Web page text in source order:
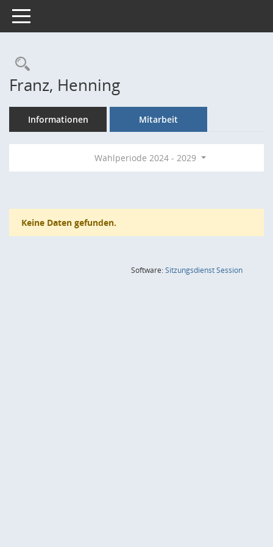
Toggle navigation
Rechercheauswahl
Franz, Henning
Informationen Mitarbeit
Wahlperiode 2024 - 2029
Keine Daten gefunden.
Software:SitzungsdienstSession(Wird in